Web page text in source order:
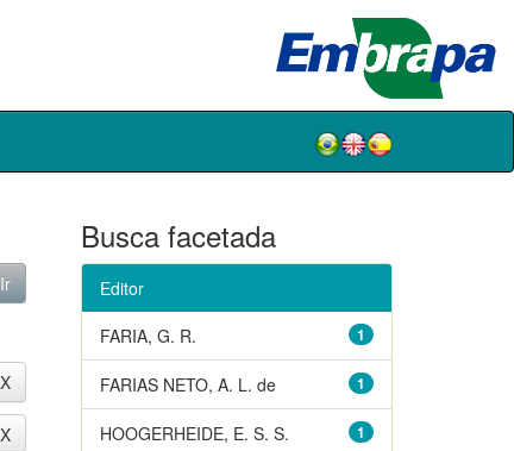
Busca facetada
Editor
1
FARIA, G. R.
1
FARIAS NETO, A. L. de
1
HOOGERHEIDE, E. S. S.